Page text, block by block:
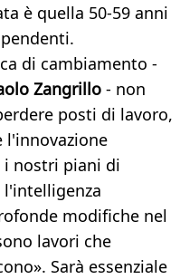
è quella 50-59 anni
di cambiamento -
Zangrillo - non
posti di lavoro,
l'innovazione
nostri piani di
l'intelligenza
modifiche nel
lavori che
Sarà essenziale